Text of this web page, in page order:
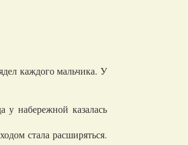
каждого мальчика. У
набережной казалась
стала расширяться.